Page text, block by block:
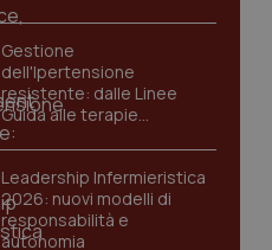
Gestione
dell'Ipertensione
resistente: dalle Linee
Guida alle terapie
innovative
Leadership Infermieristica
2026: nuovi modelli di
responsabilità e
autonomia